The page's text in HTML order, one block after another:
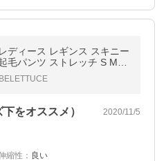
ディース レギンス スキニー
毛パンツ ストレッチ S M L
をオススメ） 2020/11/5
縮性 ： 良い